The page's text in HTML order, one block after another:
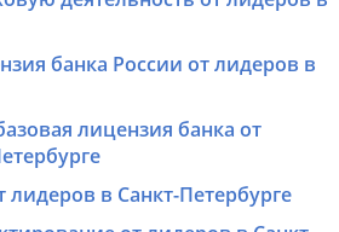
банка России от лидеров в
лицензия банка от
лидеров в Санкт-Петербурге